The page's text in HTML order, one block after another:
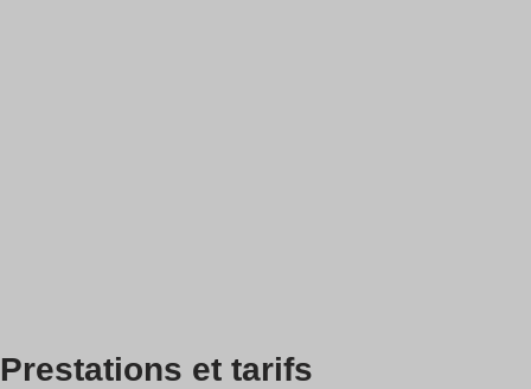
Prestations et tarifs